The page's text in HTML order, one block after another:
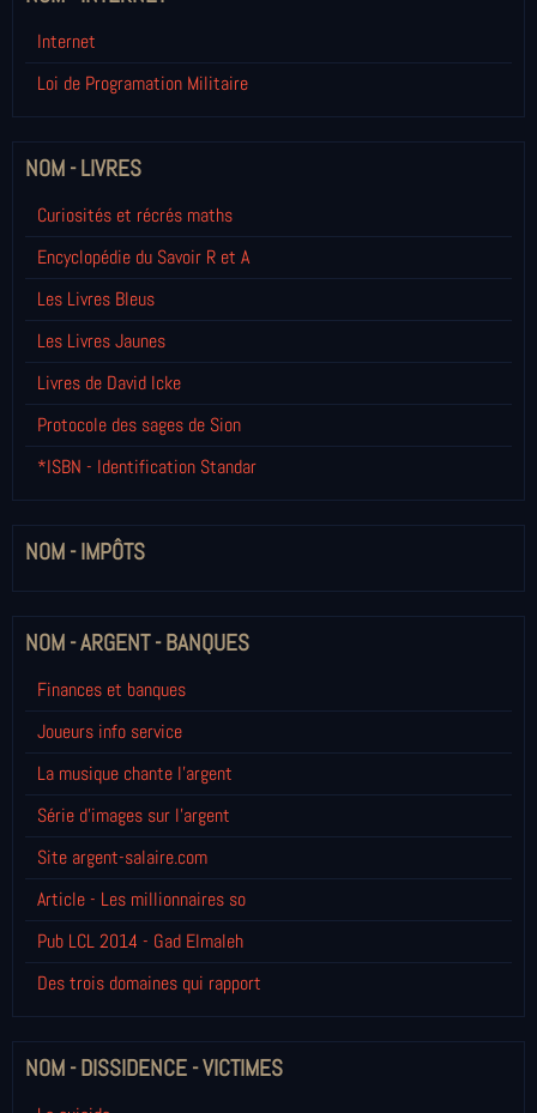
Internet
Loi de Programation Militaire
NOM - LIVRES
Curiosités et récrés maths
Encyclopédie du Savoir R et A
Les Livres Bleus
Les Livres Jaunes
Livres de David Icke
Protocole des sages de Sion
*ISBN - Identification Standar
NOM - IMPÔTS
NOM - ARGENT - BANQUES
Finances et banques
Joueurs info service
La musique chante l'argent
Série d'images sur l'argent
Site argent-salaire.com
Article - Les millionnaires so
Pub LCL 2014 - Gad Elmaleh
Des trois domaines qui rapport
NOM - DISSIDENCE - VICTIMES